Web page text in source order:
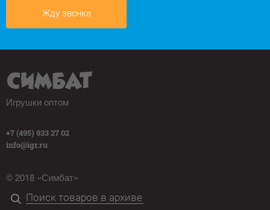
Жду звонка
Игрушки оптом
+7 (495) 933 27 02
info@igr.ru
© 2018 «Симбат»